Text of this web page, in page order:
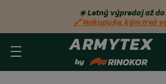
☀️ Letný výpredaj až do
🔗 Nakupujte, kým trvá